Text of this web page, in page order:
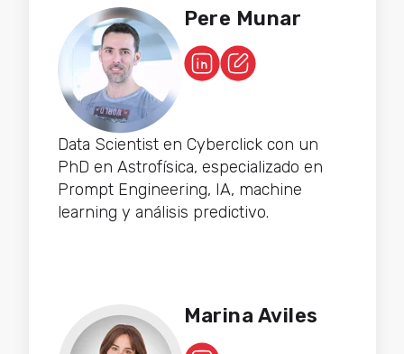
Pere Munar
Data Scientist en Cyberclick con un
PhD en Astrofísica, especializado en
Prompt Engineering, IA, machine
learning y análisis predictivo.
Marina Aviles